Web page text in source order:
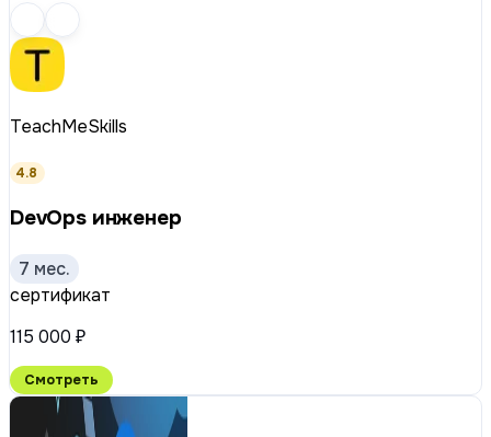
TeachMeSkills
4.8
DevOps инженер
7 мес.
сертификат
115 000 ₽
Смотреть